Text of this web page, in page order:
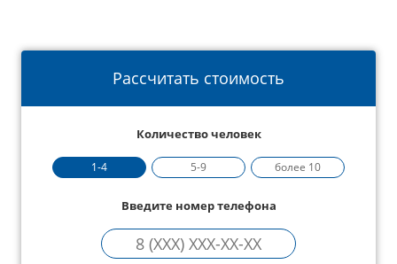
Рассчитать стоимость
Количество человек
1-4 5-9 более 10
Введите номер телефона